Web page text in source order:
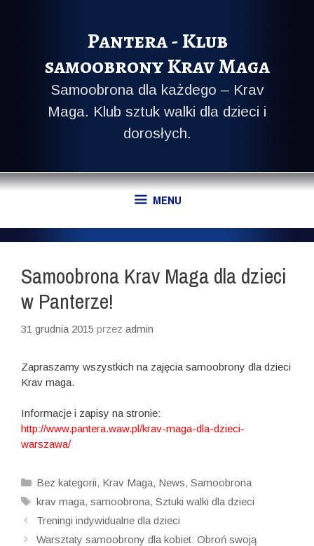
Pantera - Klub
samoobrony Krav Maga
Samoobrona dla każdego – Krav
Maga. Klub sztuk walki dla dzieci i
dorosłych.
MENU
Samoobrona Krav Maga dla dzieci
w Panterze!
31 grudnia 2015 przez admin
Zapraszamy wszystkich na zajęcia samoobrony dla dzieci
Krav maga.
Informacje i zapisy na stronie:
http://www.pantera.waw.pl/krav-maga-dla-dzieci-
warszawa/
Kategorie
Bez kategorii, Krav Maga, News, Samoobrona
Tagi
krav maga, samoobrona, Sztuki walki dla dzieci
Zobacz
Treningi indywidualne dla dzieci
Warsztaty samoobrony dla kobiet: Obroń swoją